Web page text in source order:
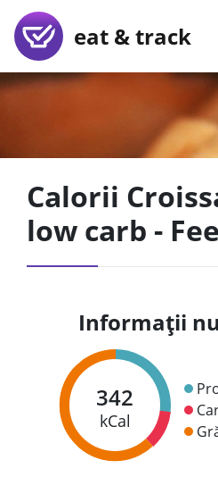
eat & track
Calorii
low carb -
Informații
342
kCal